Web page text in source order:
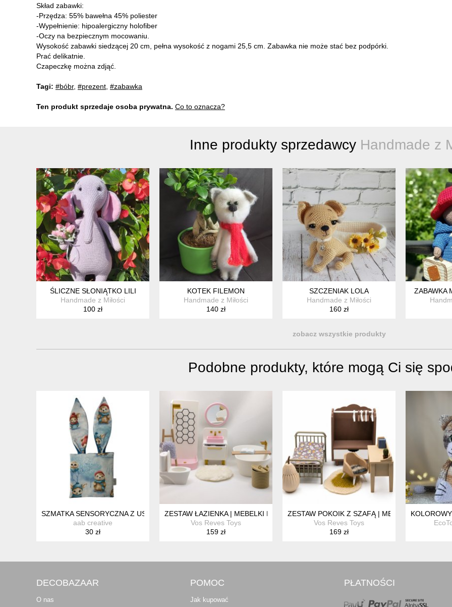
Skład zabawki:
-Przędza: 55% bawełna 45% poliester
-Wypełnienie: hipoalergiczny holofiber
-Oczy na bezpiecznym mocowaniu.
Wysokość zabawki siedzącej 20 cm, pełna wysokość z nogami 25,5 cm. Zabawka nie może stać bez podpórki.
Prać delikatnie.
Czapeczkę można zdjąć.
Tagi: #bóbr, #prezent #zabawka
Ten produkt sprzedaje osoba prywatna. Co to oznacza?
Inne produkty sprzedawcy Handmade z
ŚLICZNE SŁONIĄTKO LILI
Handmade z Miłości
100 zł
KOTEK FILEMON
Handmade z Miłości
140 zł
SZCZENIAK LOLA
Handmade z Miłości
160 zł
ZABAWKA
zobacz wszystkie produkty
Podobne produkty, które mogą Ci się
SZMATKA SENSORYCZNA Z USZKAMI ZIMOWA (425978)-NOWE
aab creative
30 zł
ZESTAW ŁAZIENKA | MEBELKI DO DOMKU DLA MYSZEK
Vos Reves Toys
159 zł
ZESTAW POKOIK Z SZAFĄ | MEBELKI DLA
Vos Reves Toys
169 zł
DECOBAZAAR
O nas
POMOC
Jak kupować
PŁATNOŚCI